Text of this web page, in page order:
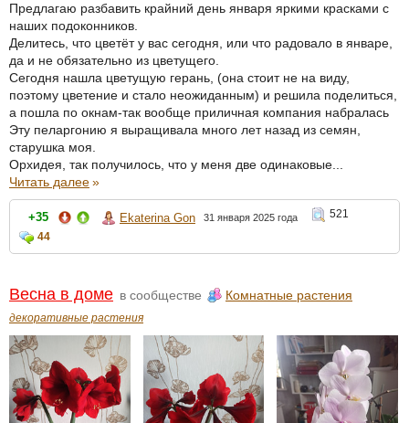
Предлагаю разбавить крайний день января яркими красками с
наших подоконников.
Делитесь, что цветёт у вас сегодня, или что радовало в январе,
да и не обязательно из цветущего.
Сегодня нашла цветущую герань, (она стоит не на виду,
поэтому цветение и стало неожиданным) и решила поделиться,
а пошла по окнам-так вообще приличная компания набралась
Эту пеларгонию я выращивала много лет назад из семян,
старушка моя.
Орхидея, так получилось, что у меня две одинаковые...
Читать далее»
+35 Ekaterina Gon 31 января 2025 года
521
44
Весна в доме в сообществе Комнатные растения
декоративные растения